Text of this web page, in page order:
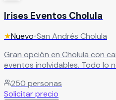
Irises Eventos Cholula
★Nuevo•San Andrés Cholula
Gran opción en Cholula con
eventos inolvidables. Todo lo
250 personas
Solicitar precio